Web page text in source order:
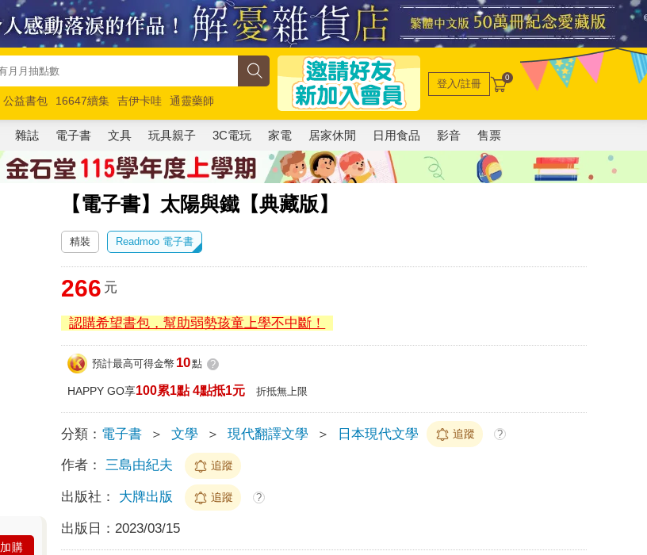
公益書包 16647續集 吉伊卡哇
通靈藥師
馬斯克 玩具總動員5 超慢跑
登入/註冊 0
雜誌 電子書 文具 玩具親子 3C電玩 家電 居家休閒 日用食品 影音 售票
【電子書】太陽與鐵【典藏版】
加購
精裝 Readmoo 電子書
266 元
認購希望書包，幫助弱勢孩童上學不中斷！
預計最高可得金幣 10點 ?
HAPPY GO享100累1點 4點抵1元 折抵無上限
分類： 電子書 ＞ 文學 ＞ 現代翻譯文學 ＞ 日本現代文學 追蹤 ?
作者： 三島由紀夫 追蹤
出版社： 大牌出版 追蹤 ?
出版日： 2023/03/15